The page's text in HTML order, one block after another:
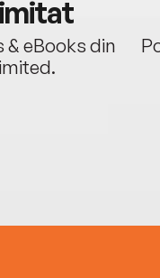
& eBooks din